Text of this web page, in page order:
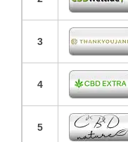
3
4
5